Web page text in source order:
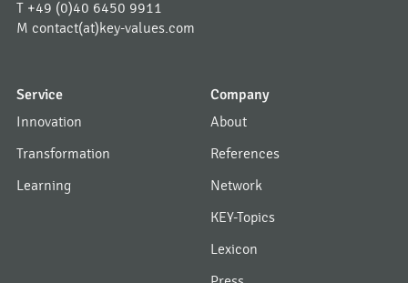
T +49 (0)40 6450 9911
M contact(at)key-values.com
Service
Innovation
Transformation
Learning
Company
About
References
Network
KEY-Topics
Lexicon